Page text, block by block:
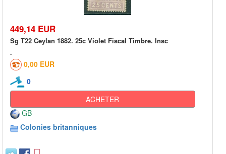
449,14 EUR
Sg T22 Ceylan 1882. 25c Violet Fiscal Timbre. Insc
0,00 EUR
0
ACHETER
GB
Colonies britanniques